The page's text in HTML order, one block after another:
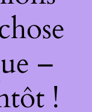
–
!